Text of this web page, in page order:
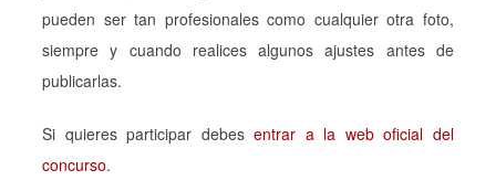
pueden ser tan profesionales como cualquier otra foto,
siempre y cuando realices algunos ajustes antes de
publicarlas.
Si quieres participar debesentrar a la web oficial del
concurso.